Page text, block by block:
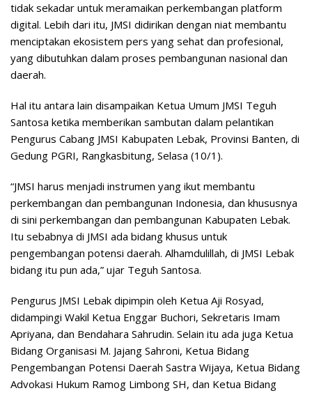
tidak sekadar untuk meramaikan perkembangan platform
digital. Lebih dari itu, JMSI didirikan dengan niat membantu
menciptakan ekosistem pers yang sehat dan profesional,
yang dibutuhkan dalam proses pembangunan nasional dan
daerah.
Hal itu antara lain disampaikan Ketua Umum JMSI Teguh
Santosa ketika memberikan sambutan dalam pelantikan
Pengurus Cabang JMSI Kabupaten Lebak, Provinsi Banten, di
Gedung PGRI, Rangkasbitung, Selasa (10/1).
“JMSI harus menjadi instrumen yang ikut membantu
perkembangan dan pembangunan Indonesia, dan khususnya
di sini perkembangan dan pembangunan Kabupaten Lebak.
Itu sebabnya di JMSI ada bidang khusus untuk
pengembangan potensi daerah. Alhamdulillah, di JMSI Lebak
bidang itu pun ada,” ujar Teguh Santosa.
Pengurus JMSI Lebak dipimpin oleh Ketua Aji Rosyad,
didampingi Wakil Ketua Enggar Buchori, Sekretaris Imam
Apriyana, dan Bendahara Sahrudin. Selain itu ada juga Ketua
Bidang Organisasi M. Jajang Sahroni, Ketua Bidang
Pengembangan Potensi Daerah Sastra Wijaya, Ketua Bidang
Advokasi Hukum Ramog Limbong SH, dan Ketua Bidang